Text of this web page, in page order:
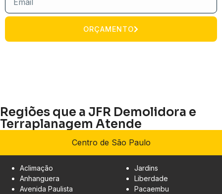
ORÇAMENTO
Regiões que a JFR Demolidora e
Terraplanagem Atende
Centro de São Paulo
Aclimação
Anhanguera
Avenida Paulista
Jardins
Liberdade
Pacaembu